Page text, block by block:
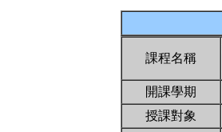
課程名稱
開課學期
授課對象